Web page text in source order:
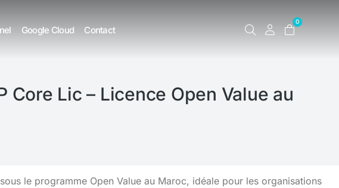
Google Cloud Contact
0
Core Lic – Licence Open Value au
le programme Open Value au Maroc, idéale pour les organisations